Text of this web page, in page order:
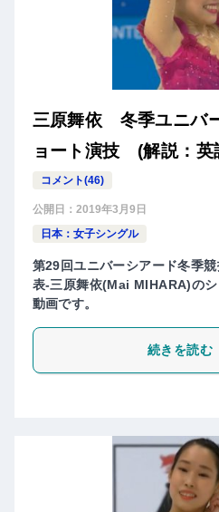
三原舞依 冬季ユニバ
ョート演技 (解説：英
コメント(46)
公開日： 2019年3月9日
日本：女子シングル
第29回ユニバーシアード冬季
表-三原舞依(Mai MIHARA)の
動画です。
続きを読む